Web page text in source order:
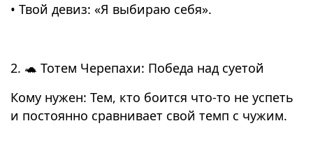
• Твой девиз: «Я выбираю себя».
2. 🐢 Тотем Черепахи: Победа над суетой
Кому нужен: Тем, кто боится что-то не успеть
и постоянно сравнивает свой темп с чужим.